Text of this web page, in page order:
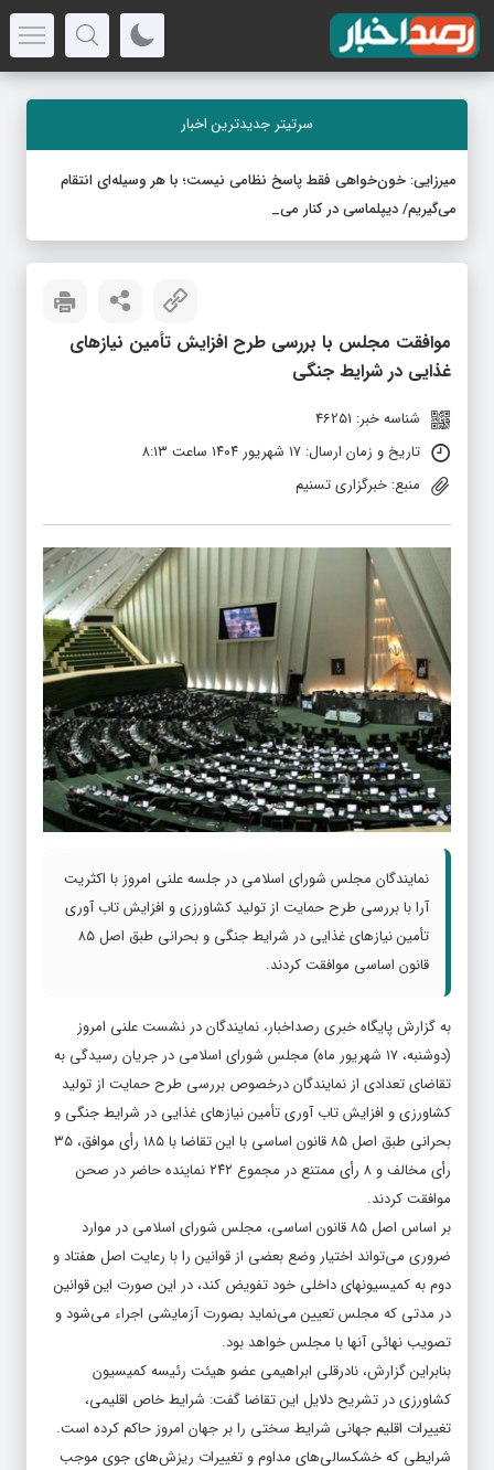
سرتیتر جدیدترین اخبار
میرزایی: خون‌خواهی فقط پاسخ نظامی نیست؛ با هر وسیله‌ای انتقام
می‌گیریم/ دیپلماسی در کنار میدان جنگ،
موافقت مجلس با بررسی طرح افزایش تأمین نیازهای
غذایی در شرایط جنگی
شناسه خبر: 46251
تاریخ و زمان ارسال: ۱۷ شهریور ۱۴۰۴ ساعت ۸:۱۳
منبع: خبرگزاری تسنیم
نمایندگان مجلس شورای اسلامی در جلسه علنی امروز با اکثریت
آرا با بررسی طرح حمایت از تولید کشاورزی و افزایش تاب آوری
تأمین نیازهای غذایی در شرایط جنگی و بحرانی طبق اصل ۸۵
قانون اساسی موافقت کردند.
به گزارش پایگاه خبری رصداخبار، نمایندگان در نشست علنی امروز
(دوشنبه، ۱۷ شهریور ماه) مجلس شورای اسلامی در جریان رسیدگی به
تقاضای تعدادی از نمایندگان درخصوص بررسی طرح حمایت از تولید
کشاورزی و افزایش تاب آوری تأمین نیازهای غذایی در شرایط جنگی و
بحرانی طبق اصل ۸۵ قانون اساسی با این تقاضا با ۱۸۵ رأی موافق، ۳۵
رأی مخالف و ۸ رأی ممتنع در مجموع ۲۴۲ نماینده حاضر در صحن
موافقت کردند.
بر اساس اصل ۸۵ قانون اساسی، مجلس شورای اسلامی در موارد
ضروری می‌تواند اختیار وضع بعضی از قوانین را با رعایت اصل هفتاد و
دوم به کمیسیونهای داخلی خود تفویض کند، در این صورت این قوانین
در مدتی که مجلس تعیین می‌نماید بصورت آزمایشی اجراء می‌شود و
تصویب نهائی آنها با مجلس خواهد بود.
بنابراین گزارش، نادرقلی ابراهیمی عضو هیئت رئیسه کمیسیون
کشاورزی در تشریح دلایل این تقاضا گفت: شرایط خاص اقلیمی،
تغییرات اقلیم جهانی شرایط سختی را بر جهان امروز حاکم کرده است.
شرایطی که خشکسالی‌های مداوم و تغییرات ریزش‌های جوی موجب